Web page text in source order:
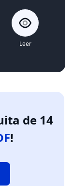
Leer
de 14
!